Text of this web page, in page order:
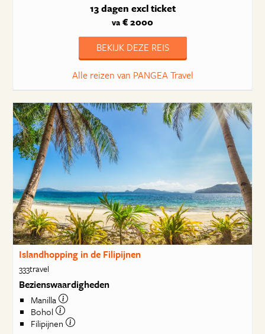
13 dagen excl ticket
va € 2000
BEKIJK DEZE REIS
Alle reizen van PANGEA Travel
Islandhopping in de Filipijnen
333travel
Bezienswaardigheden
Manilla
Bohol
Filipijnen